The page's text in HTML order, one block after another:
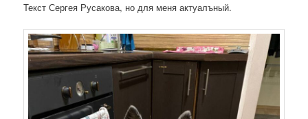
Текст Сергея Русакова, но для меня актуалъный.